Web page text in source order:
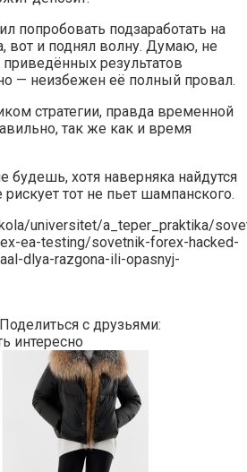
попробовать подзаработать на
вот и поднял волну. Думаю, не
результатов
— неизбежен её полный провал.
стратегии, правда временной
так же как и время
хотя наверняка найдутся
тот не пьет шампанского.
universitet/a_teper_praktika/
ea-testing/sovetnik-forex-hacked-
dlya-razgona-ili-opasnyj-
с друзьями:
интересно